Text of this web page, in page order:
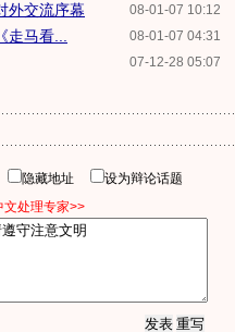
08-01-07 10:12
外交流序幕
08-01-07 04:31
马看...
07-12-28 05:07
隐藏地址
设为辩论话题
处理专家>>